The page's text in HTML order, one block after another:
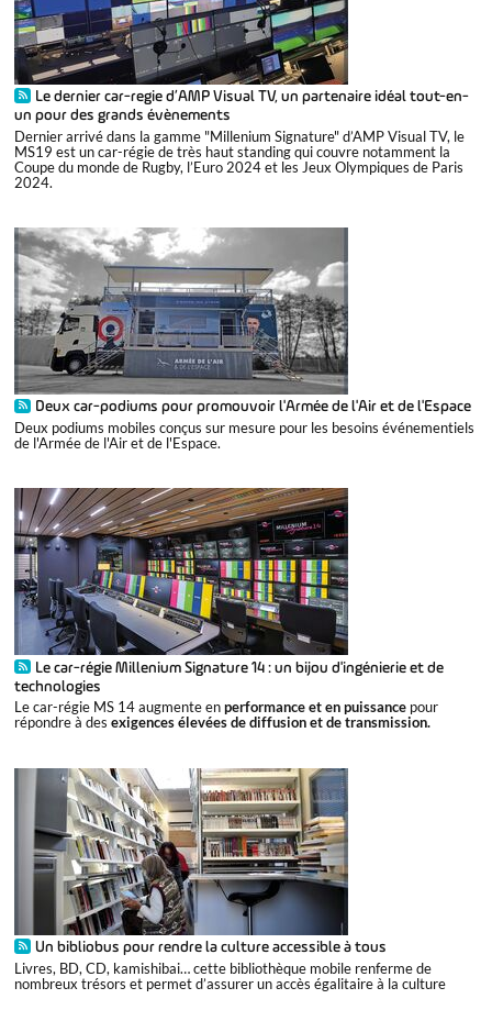
Le dernier car-regie d’AMP Visual TV, un partenaire idéal tout-en-
un pour des grands évènements
Dernier arrivé dans la gamme "Millenium Signature" d’AMP Visual TV, le
MS19 est un car-régie de très haut standing qui couvre notamment la
Coupe du monde de Rugby, l’Euro 2024 et les Jeux Olympiques de Paris
2024.
Deux car-podiums pour promouvoir l'Armée de l'Air et de l'Espace
Deux podiums mobiles conçus sur mesure pour les besoins événementiels
de l'Armée de l'Air et de l'Espace.
Le car-régie Millenium Signature 14 : un bijou d'ingénierie et de
technologies
Le car-régie MS 14 augmente enperformance et en puissancepour
répondre à des exigences élevées de diffusion et de transmission.
Un bibliobus pour rendre la culture accessible à tous
Livres, BD, CD, kamishibai… cette bibliothèque mobile renferme de
nombreux trésors et permet d’assurer un accès égalitaire à la culture